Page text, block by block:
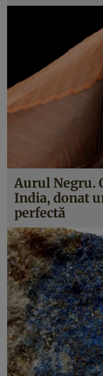
Aurul Negru.
India, donat
perfectă